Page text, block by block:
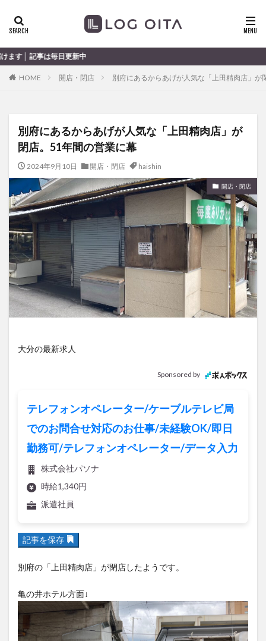
中
HOME 開店・閉店 別府にあるからあげが人気な「上田精肉店」が
別府にあるからあげが人気な「上田精肉店」が
閉店。51年間の営業に幕
2024年9月10日 開店・閉店 haishin
開店・閉店
大分の最新求人
Sponsored by
テレフォンオペレーター/ケーブルテレビ局
でのお問合せ対応のお仕事/未経験OK/即日
勤務可/テレフォンオペレーター/データ入力
株式会社パソナ
時給1,340円
派遣社員
記事を保存
別府の「上田精肉店」が閉店したようです。
亀の井ホテル方面↓
ディナー
haishin
haisin haisnin hasihin
hasishin
hishin
hqaishin JR
OPA
Paypay PR TOKIPO
あじさい
いちご うみたまご
おでかけ
お土産
お弁当 かき氷
からあげ
くじゅう連山
ねとらぼ
ふるさと納税
まつり まとめ
みかん
むし湯
わさだタウン
わったん
アイススケート
アウトドア
アサイーボウル
アフリカンサファリ
アミュプラザおおいた
アレンジレシピ
アートプラザ
イタリア料理
ウクライナ
サイゼリヤ
サウナ
ジャマイカ料理
ジャークチキン
スイーツ
スタバ
セレクトショップ
ソフトクリーム
チキンカレー
テイクアウト
テレビ
トキハ本店
ハロウィン
ハンバーグ
パン
パーク
フルーツ
ラバーダック
リンクスクエア
レトロ
レンタサイクル
中央町
中津市 中華料理 九重町
休業